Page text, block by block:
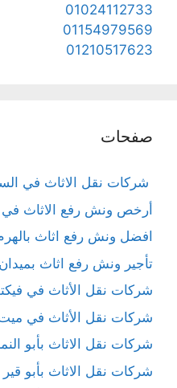
01024112733
01154979569
01210517623
صفحات
شركات نقل الاثاث في
أرخص ونش رفع الاثاث في
افضل ونش رفع اثاث
تأجير ونش رفع اثاث
شركات نقل الأثاث في
شركات نقل الأثاث في
شركات نقل الاثاث بأبو
شركات نقل الاثاث بأبو قير